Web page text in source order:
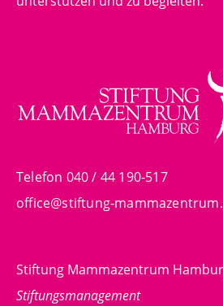
Telefon 040 / 44 190-517
office@stiftung-
Stiftung Mammazentrum
Stiftungsmanagement